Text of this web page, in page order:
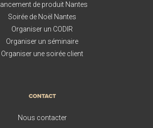
Lancement de produit Nantes
Soirée de Noël Nantes
Organiser un CODIR
Organiser un séminaire
Organiser une soirée client
CONTACT
Nous contacter